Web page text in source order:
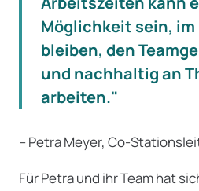
Möglichkeit sein,
bleiben, den
und nachhaltig an
arbeiten."
– Petra Meyer, Co-
Für Petra und ihr Team hat